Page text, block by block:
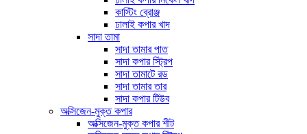
কাস্টিং ব্রোঞ্জ
ঢালাই কপার খাদ
সাদা তামা
সাদা তামার পাত
সাদা কপার স্ট্রিপ
সাদা তামাটে রড
সাদা তামার তার
সাদা কপার টিউব
অক্সিজেন-মুক্ত কপার
অক্সিজেন-মুক্ত কপার শীট